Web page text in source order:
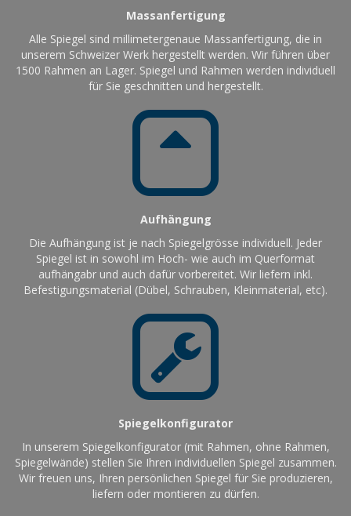
Massanfertigung
Alle Spiegel sind millimetergenaue Massanfertigung, die in
unserem Schweizer Werk hergestellt werden. Wir führen über
1500 Rahmen an Lager. Spiegel und Rahmen werden individuell
für Sie geschnitten und hergestellt.
Aufhängung
Die Aufhängung ist je nach Spiegelgrösse individuell. Jeder
Spiegel ist in sowohl im Hoch- wie auch im Querformat
aufhängabr und auch dafür vorbereitet. Wir liefern inkl.
Befestigungsmaterial (Dübel, Schrauben, Kleinmaterial, etc).
Spiegelkonfigurator
In unserem Spiegelkonfigurator (mit Rahmen, ohne Rahmen,
Spiegelwände) stellen Sie Ihren individuellen Spiegel zusammen.
Wir freuen uns, Ihren persönlichen Spiegel für Sie produzieren,
liefern oder montieren zu dürfen.